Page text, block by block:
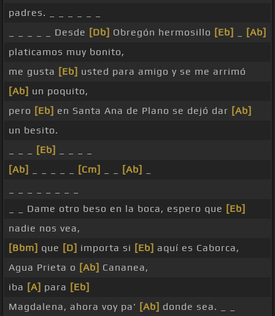
padres. _ _ _ _ _ _
_ _ _ _ _ Desde [Db] Obregón hermosillo [Eb]
[Ab]
platicamos muy bonito,
me gusta [Eb] usted para amigo y se me arrimó
[Ab] un poquito,
pero [Eb] en Santa Ana de Plano se dejó dar [Ab]
un besito.
[Eb]
[Ab]
[Cm] [Ab]
_ _ Dame otro beso en la boca, espero que [Eb]
nadie nos vea,
[Bbm] que [D] importa si [Eb] aquí es Caborca,
Agua Prieta o [Ab] Cananea,
iba [A] para [Eb]
Magdalena, ahora voy pa' [Ab] donde sea. _ _